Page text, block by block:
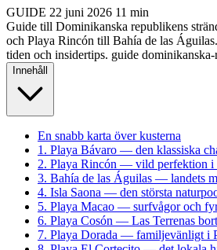
GUIDE 22 juni 2026 11 min
Guide till Dominikanska republikens
och Playa Rincón till Bahía de las
tiden och insidertips. guide
Innehåll
En snabb karta över kusterna
1. Playa Bávaro — den klassiska
2. Playa Rincón — vild perfektion i
3. Bahía de las Águilas — landets
4. Isla Saona — den största
5. Playa Macao — surfvågor och
6. Playa Cosón — Las Terrenas
7. Playa Dorada — familjevänligt i